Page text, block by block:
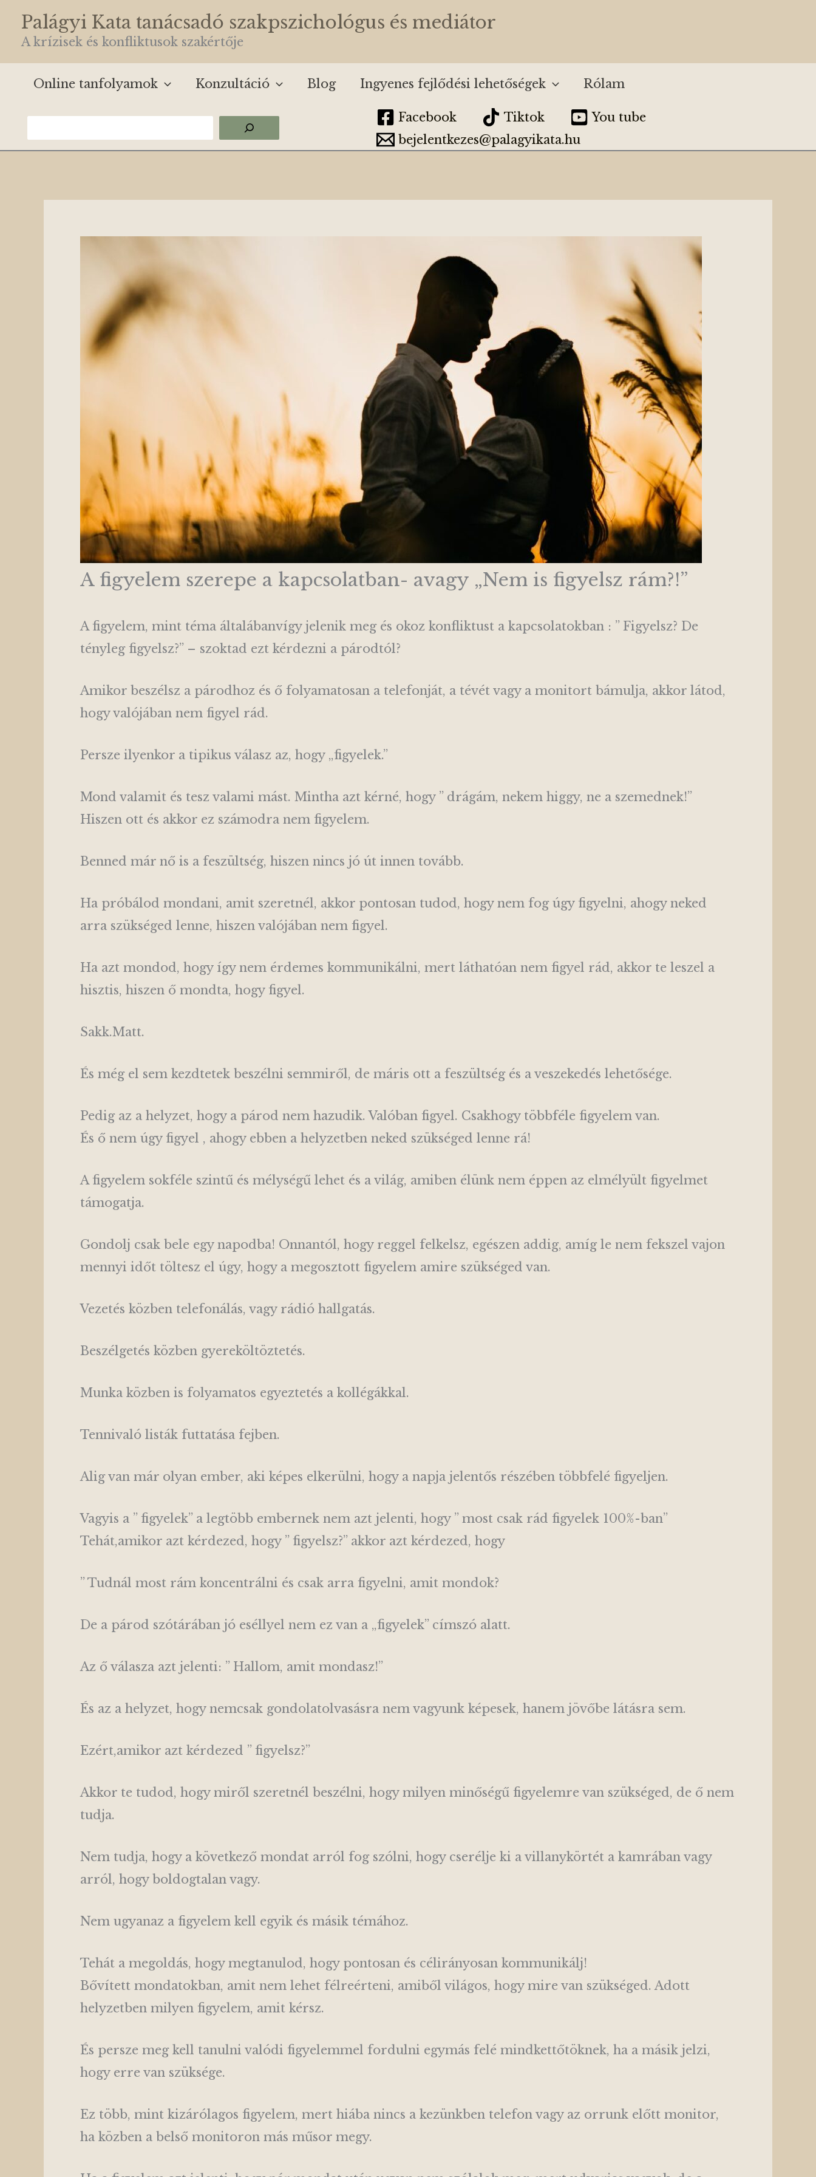
Palágyi Kata tanácsadó szakpszichológus és mediátor
A krízisek és konfliktusok szakértője
Online tanfolyamok Konzultáció Blog Ingyenes fejlődési lehetőségek Rólam
Facebook Tiktok
You tube
bejelentkezes@palagyikata.hu
A figyelem szerepe a kapcsolatban- avagy „Nem is figyelsz rám?!”
A figyelem, mint téma általábanvígy jelenik meg és okoz konfliktust a kapcsolatokban : ” Figyelsz? De
tényleg figyelsz?” – szoktad ezt kérdezni a párodtól?
Amikor beszélsz a párodhoz és ő folyamatosan a telefonját, a tévét vagy a monitort bámulja, akkor látod,
hogy valójában nem figyel rád.
Persze ilyenkor a tipikus válasz az, hogy „figyelek.”
Mond valamit és tesz valami mást. Mintha azt kérné, hogy ” drágám, nekem higgy, ne a szemednek!”
Hiszen ott és akkor ez számodra nem figyelem.
Benned már nő is a feszültség, hiszen nincs jó út innen tovább.
Ha próbálod mondani, amit szeretnél, akkor pontosan tudod, hogy nem fog úgy figyelni, ahogy neked
arra szükséged lenne, hiszen valójában nem figyel.
Ha azt mondod, hogy így nem érdemes kommunikálni, mert láthatóan nem figyel rád, akkor te leszel a
hisztis, hiszen ő mondta, hogy figyel.
Sakk.Matt.
És még el sem kezdtetek beszélni semmiről, de máris ott a feszültség és a veszekedés lehetősége.
Pedig az a helyzet, hogy a párod nem hazudik. Valóban figyel. Csakhogy többféle figyelem van.
És ő nem úgy figyel , ahogy ebben a helyzetben neked szükséged lenne rá!
A figyelem sokféle szintű és mélységű lehet és a világ, amiben élünk nem éppen az elmélyült figyelmet
támogatja.
Gondolj csak bele egy napodba! Onnantól, hogy reggel felkelsz, egészen addig, amíg le nem fekszel vajon
mennyi időt töltesz el úgy, hogy a megosztott figyelem amire szükséged van.
Vezetés közben telefonálás, vagy rádió hallgatás.
Beszélgetés közben gyereköltöztetés.
Munka közben is folyamatos egyeztetés a kollégákkal.
Tennivaló listák futtatása fejben.
Alig van már olyan ember, aki képes elkerülni, hogy a napja jelentős részében többfelé figyeljen.
Vagyis a ” figyelek” a legtöbb embernek nem azt jelenti, hogy ” most csak rád figyelek 100%-ban”
Tehát,amikor azt kérdezed, hogy ” figyelsz?” akkor azt kérdezed, hogy
” Tudnál most rám koncentrálni és csak arra figyelni, amit mondok?
De a párod szótárában jó eséllyel nem ez van a „figyelek” címszó alatt.
Az ő válasza azt jelenti: ” Hallom, amit mondasz!”
És az a helyzet, hogy nemcsak gondolatolvasásra nem vagyunk képesek, hanem jövőbe látásra sem.
Ezért,amikor azt kérdezed ” figyelsz?”
Akkor te tudod, hogy miről szeretnél beszélni, hogy milyen minőségű figyelemre van szükséged, de ő nem
tudja.
Nem tudja, hogy a következő mondat arról fog szólni, hogy cserélje ki a villanykörtét a kamrában vagy
arról, hogy boldogtalan vagy.
Nem ugyanaz a figyelem kell egyik és másik témához.
Tehát a megoldás, hogy megtanulod, hogy pontosan és célirányosan kommunikálj!
Bővített mondatokban, amit nem lehet félreérteni, amiből világos, hogy mire van szükséged. Adott
helyzetben milyen figyelem, amit kérsz.
És persze meg kell tanulni valódi figyelemmel fordulni egymás felé mindkettőtöknek, ha a másik jelzi,
hogy erre van szüksége.
Ez több, mint kizárólagos figyelem, mert hiába nincs a kezünkben telefon vagy az orrunk előtt monitor,
ha közben a belső monitoron más műsor megy.